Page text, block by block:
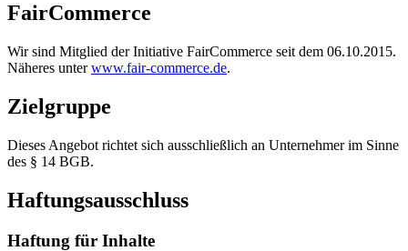
FairCommerce
Wir sind Mitglied der Initiative FairCommerce seit dem 06.10.2015.
Näheres unter www.fair-commerce.de.
Zielgruppe
Dieses Angebot richtet sich ausschließlich an Unternehmer im Sinne
des § 14 BGB.
Haftungsausschluss
Haftung für Inhalte